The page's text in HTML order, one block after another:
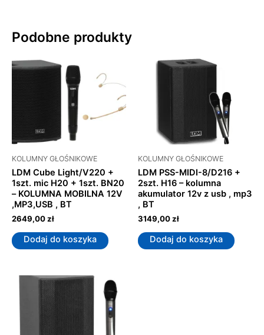
Podobne produkty
KOLUMNY GŁOŚNIKOWE
LDM Cube Light/V220 +
1szt. mic H20 + 1szt. BN20
– KOLUMNA MOBILNA 12V
,MP3,USB , BT
2649,00zł
Dodaj do koszyka
KOLUMNY GŁOŚNIKOWE
LDM PSS-MIDI-8/D216 +
2szt. H16 – kolumna
akumulator 12v z usb , mp3
, BT
3149,00zł
Dodaj do koszyka